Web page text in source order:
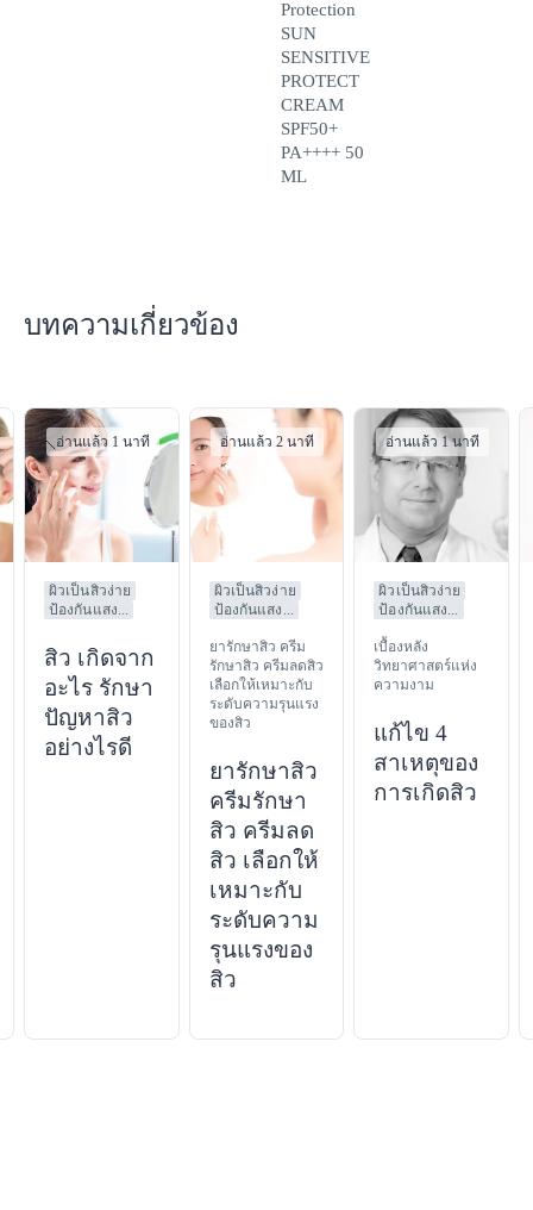
Protection
SUN
SENSITIVE
PROTECT
CREAM
SPF50+
PA++++ 50
ML
บทความเกี่ยวข้อง
ผิวเป็นสิวง่าย
ป้องกันแสง...
สิว เกิดจาก
อะไร รักษา
ปัญหาสิว
อย่างไรดี
อ่านแล้ว 1 นาที
ผิวเป็นสิวง่าย
ป้องกันแสง...
ยารักษาสิว ครีม
รักษาสิว ครีมลดสิว
เลือกให้เหมาะกับ
ระดับความรุนแรง
ของสิว
ยารักษาสิว
ครีมรักษา
สิว ครีมลด
สิว เลือกให้
เหมาะกับ
ระดับความ
รุนแรงของ
สิว
อ่านแล้ว 2 นาที
ผิวเป็นสิวง่าย
ป้องกันแสง...
เบื้องหลัง
วิทยาศาสตร์แห่ง
ความงาม
แก้ไข 4
สาเหตุของ
การเกิดสิว
อ่านแล้ว 1 นาที